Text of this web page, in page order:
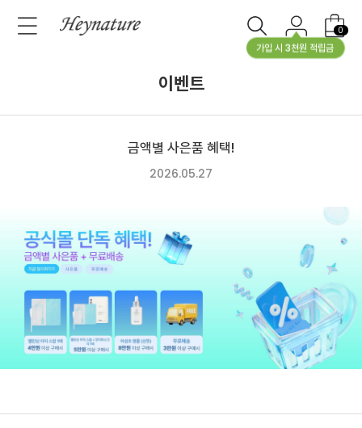
가입 시 3천원 적립금
0
이벤트
금액별 사은품 혜택!
2026.05.27